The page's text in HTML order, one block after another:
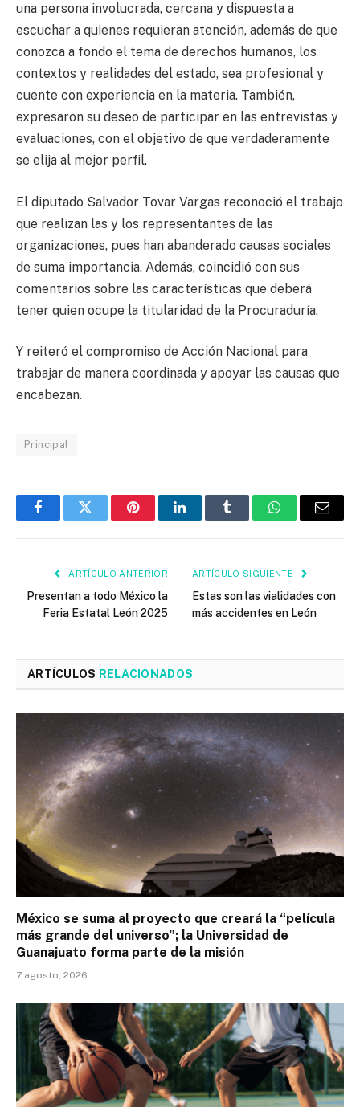
una persona involucrada, cercana y dispuesta a
escuchar a quienes requieran atención, además de que
conozca a fondo el tema de derechos humanos, los
contextos y realidades del estado, sea profesional y
cuente con experiencia en la materia. También,
expresaron su deseo de participar en las entrevistas y
evaluaciones, con el objetivo de que verdaderamente
se elija al mejor perfil.
El diputado Salvador Tovar Vargas reconoció el trabajo
que realizan las y los representantes de las
organizaciones, pues han abanderado causas sociales
de suma importancia. Además, coincidió con sus
comentarios sobre las características que deberá
tener quien ocupe la titularidad de la Procuraduría.
Y reiteró el compromiso de Acción Nacional para
trabajar de manera coordinada y apoyar las causas que
encabezan.
Principal
FacebookTwitter PinterestLinkedInTumblr WhatsAppEmail
ARTÍCULO ANTERIOR
Presentan a todo México la
Feria Estatal León 2025
ARTÍCULO SIGUIENTE
Estas son las vialidades con
más accidentes en León
ARTÍCULOS RELACIONADOS
México se suma al proyecto que creará la “película
más grande del universo”; la Universidad de
Guanajuato forma parte de la misión
7 agosto, 2026